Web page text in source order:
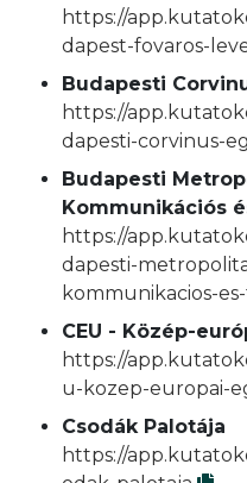
https://
dapest-fovaros-
Budapesti
https://
dapesti-corvinus-
Budapesti
Kommunikációs
https://
dapesti-
kommunikacios-
CEU - Közép-
https://
u-kozep-europai-
Csodák Palotája
https://